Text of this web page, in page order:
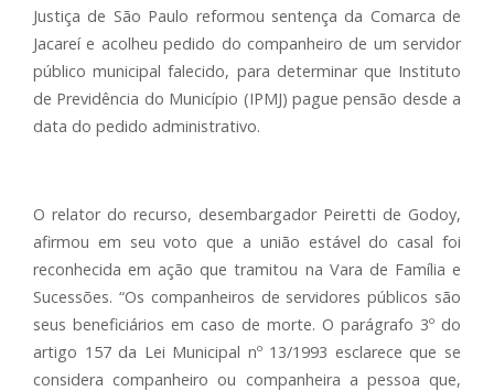
Justiça de São Paulo reformou sentença da Comarca de
Jacareí e acolheu pedido do companheiro de um servidor
público municipal falecido, para determinar que Instituto
de Previdência do Município (IPMJ) pague pensão desde a
data do pedido administrativo.
O relator do recurso, desembargador Peiretti de Godoy,
afirmou em seu voto que a união estável do casal foi
reconhecida em ação que tramitou na Vara de Família e
Sucessões. “Os companheiros de servidores públicos são
seus beneficiários em caso de morte. O parágrafo 3º do
artigo 157 da Lei Municipal nº 13/1993 esclarece que se
considera companheiro ou companheira a pessoa que,